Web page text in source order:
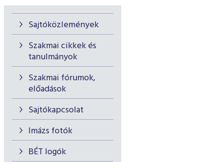
Sajtóközlemények
Szakmai cikkek és
tanulmányok
Szakmai fórumok,
előadások
Sajtókapcsolat
Imázs fotók
BÉT logók